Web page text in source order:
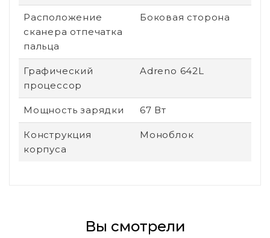
Расположение
сканера отпечатка
пальца
Боковая сторона
Графический
процессор
Adreno 642L
Мощность зарядки 67 Вт
Конструкция
корпуса
Моноблок
Вы смотрели